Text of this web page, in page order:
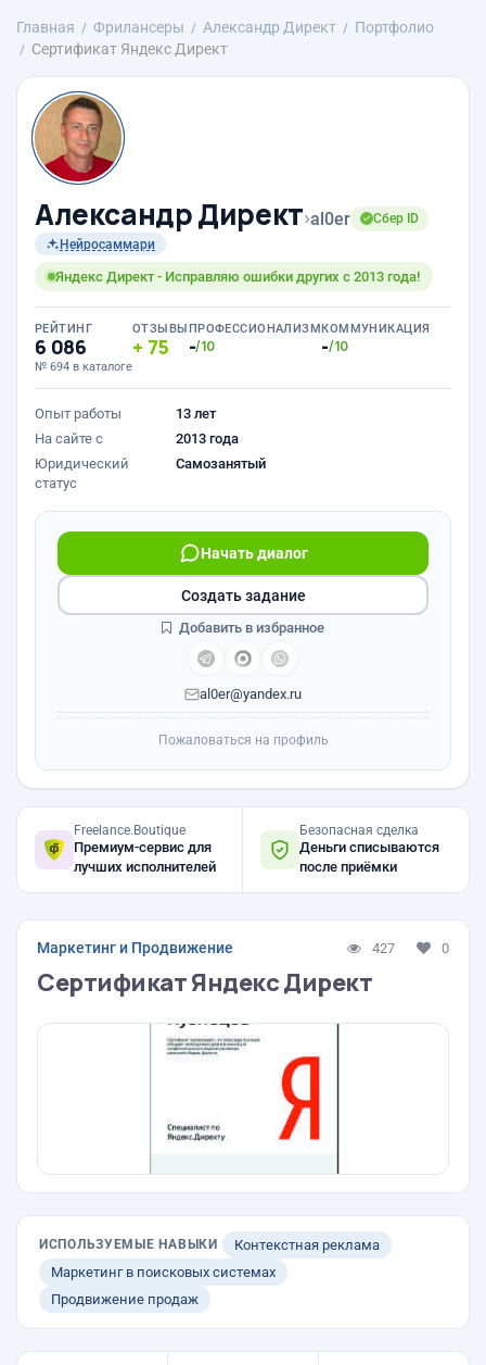
Главная Фрилансеры Александр Директ
Портфолио
Сертификат Яндекс Директ
Александр Директ›al0er
Сбер ID
Нейросаммари
Яндекс Директ - Исправляю ошибки других с 2013 года!
РЕЙТИНГ
6 086
№ 694 в каталоге
ОТЗЫВЫ
75
ПРОФЕССИОНАЛИЗМ
-/10
КОММУНИКАЦИЯ
-/10
Опыт работы
13 лет
На сайте с
2013 года
Юридический
статус
Самозанятый
Начать диалог
al0er@yandex.ru
Создать задание
Добавить в избранное
Пожаловаться на профиль
Freelance.Boutique
Премиум-сервис для
лучших исполнителей
Безопасная сделка
Деньги списываются
после приёмки
Маркетинг и Продвижение 427 0
Сертификат Яндекс Директ
ИСПОЛЬЗУЕМЫЕ НАВЫКИ
Контекстная реклама
Маркетинг в поисковых системах
Продвижение продаж